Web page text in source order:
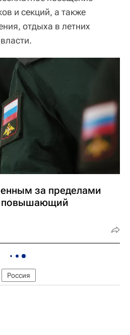
и секций, а также
отдыха в летних
за пределами
повышающий
Россия